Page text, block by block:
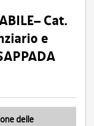
Cat.
e
delle